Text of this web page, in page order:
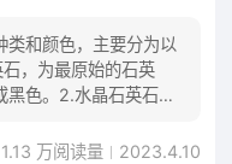
类和颜色，主要分为以
，为最原始的石英
黑色。2.水晶石英石：
1.13 万阅读量 2023.4.10